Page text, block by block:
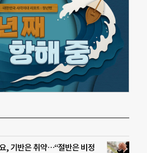
, 기반은 취약…“절반은 비정